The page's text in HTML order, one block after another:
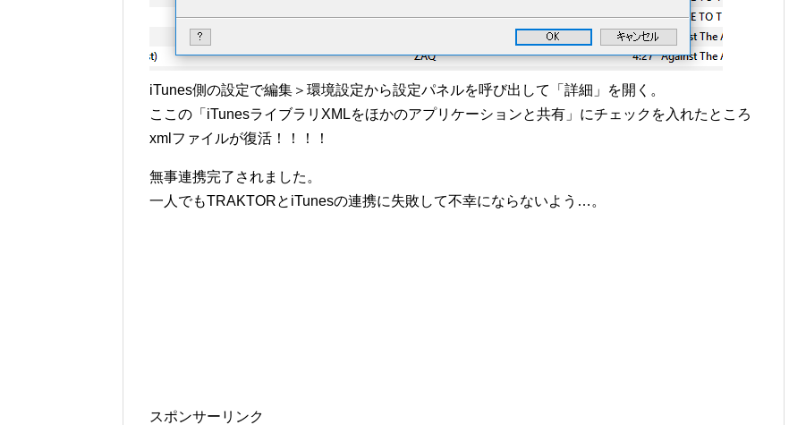
iTunes側の設定で編集＞環境設定から設定パネルを呼び出して「詳細」を開く。
ここの「iTunesライブラリXMLをほかのアプリケーションと共有」にチェックを入れたところ
xmlファイルが復活！！！！
無事連携完了されました。
一人でもTRAKTORとiTunesの連携に失敗して不幸にならないよう…。
スポンサーリンク